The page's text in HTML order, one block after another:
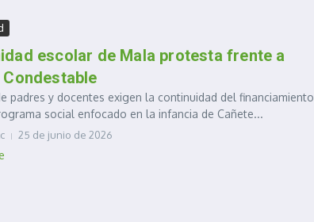
escolar de Mala protesta frente a
padres y docentes exigen la continuidad del financiamiento
social enfocado en la infancia de Cañete...
25 de junio de 2026